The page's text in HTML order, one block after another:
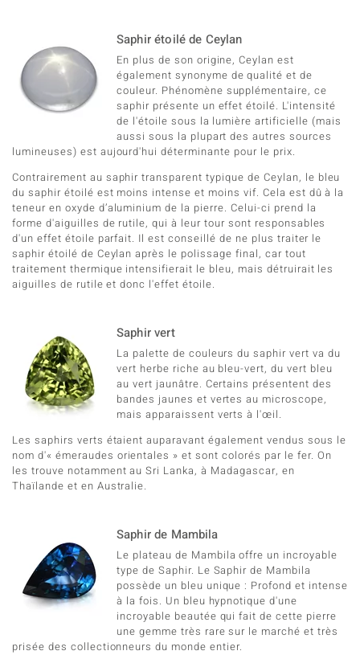
Saphir étoilé de Ceylan
En plus de son origine, Ceylan est
également synonyme de qualité et de
couleur. Phénomène supplémentaire, ce
saphir présente un effet étoilé. L'intensité
de l'étoile sous la lumière artificielle (mais
aussi sous la plupart des autres sources
lumineuses) est aujourd'hui déterminante pour le prix.
Contrairement au saphir transparent typique de Ceylan, le bleu
du saphir étoilé est moins intense et moins vif. Cela est dû à la
teneur en oxyde d’aluminium de la pierre. Celui-ci prend la
forme d'aiguilles de rutile, qui à leur tour sont responsables
d'un effet étoile parfait. Il est conseillé de ne plus traiter le
saphir étoilé de Ceylan après le polissage final, car tout
traitement thermique intensifierait le bleu, mais détruirait les
aiguilles de rutile et donc l'effet étoile.
Saphir vert
La palette de couleurs du saphir vert va du
vert herbe riche au bleu-vert, du vert bleu
au vert jaunâtre. Certains présentent des
bandes jaunes et vertes au microscope,
mais apparaissent verts à l'œil.
Les saphirs verts étaient auparavant également vendus sous le
nom d'« émeraudes orientales » et sont colorés par le fer. On
les trouve notamment au Sri Lanka, à Madagascar, en
Thaïlande et en Australie.
Saphir de Mambila
Le plateau de Mambila offre un incroyable
type de Saphir. Le Saphir de Mambila
possède un bleu unique : Profond et intense
à la fois. Un bleu hypnotique d'une
incroyable beautée qui fait de cette pierre
une gemme très rare sur le marché et très
prisée des collectionneurs du monde entier.